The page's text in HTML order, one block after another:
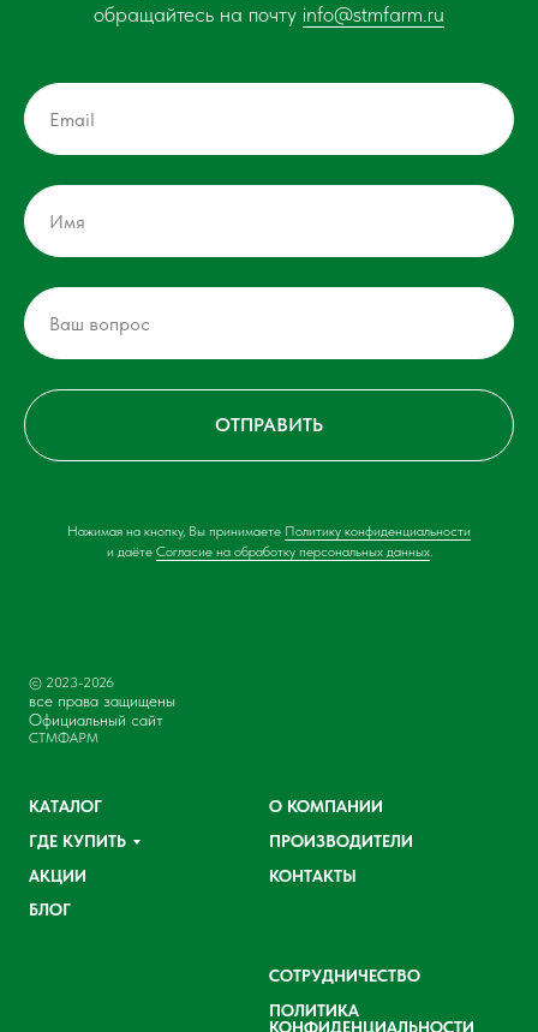
обращайтесь на почту info@stmfarm.ru
ОТПРАВИТЬ
Нажимая на кнопку, Вы принимаете Политику конфиденциальности
и даёте Согласие на обработку персональных данных.
© 2023-2026
все права защищены
Официальный сайт
СТМФАРМ
КАТАЛОГ
ГДЕ КУПИТЬ
АКЦИИ
БЛОГ
О КОМПАНИИ
ПРОИЗВОДИТЕЛИ
КОНТАКТЫ
СОТРУДНИЧЕСТВО
ПОЛИТИКА
КОНФИДЕНЦИАЛЬНОСТИ